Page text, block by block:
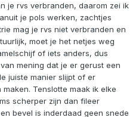
je rvs verbranden, daarom zei ik
je pols werken, zachtjes
mag je rvs niet verbranden en
moet je het netjes weg
of iets anders, dus
mening dat je er gerust een
juiste manier slijpt of er
Tenslotte maak ik elke
scherper zijn dan fileer
bevel is inderdaad geen snede